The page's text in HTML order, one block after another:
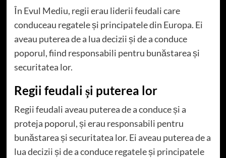
În Evul Mediu, regii erau liderii feudali care
conduceau regatele și principatele din Europa. Ei
aveau puterea de a lua decizii și de a conduce
poporul, fiind responsabili pentru bunăstarea și
securitatea lor.
Regii feudali și puterea lor
Regii feudali aveau puterea de a conduce și a
proteja poporul, și erau responsabili pentru
bunăstarea și securitatea lor. Ei aveau puterea de a
lua decizii și de a conduce regatele și principatele